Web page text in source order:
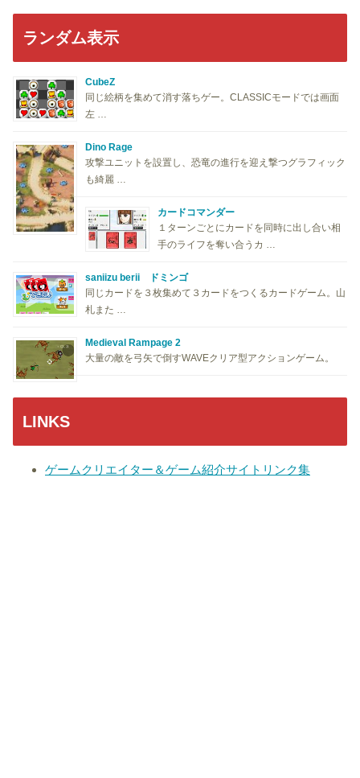
ランダム表示
CubeZ
同じ絵柄を集めて消す落ちゲー。CLASSICモードでは画面
左 …
Dino Rage
攻撃ユニットを設置し、恐竜の進行を迎え撃つグラフィック
も綺麗 …
カードコマンダー
１ターンごとにカードを同時に出し合い相
手のライフを奪い合うカ …
saniizu berii ドミンゴ
同じカードを３枚集めて３カードをつくるカードゲーム。山
札また …
Medieval Rampage 2
大量の敵を弓矢で倒すWAVEクリア型アクションゲーム。
LINKS
ゲームクリエイター＆ゲーム紹介サイトリンク集